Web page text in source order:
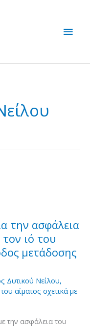
την ασφάλεια
ιό του
μετάδοσης
Δυτικού Νείλου,
αίματος σχετικά με
την ασφάλεια του